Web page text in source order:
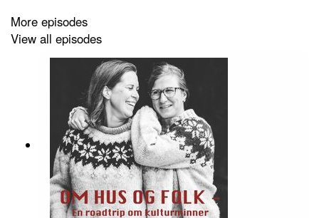
More episodes
View all episodes